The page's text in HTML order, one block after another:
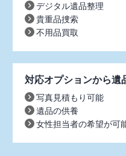
デジタル遺品整理
貴重品捜索
不用品買取
対応オプションから遺
写真見積もり可能
遺品の供養
女性担当者の希望が可